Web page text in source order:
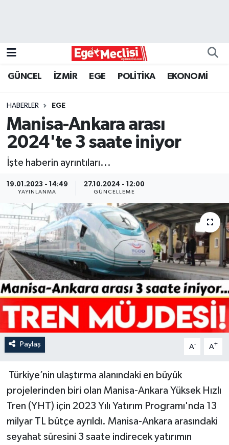
GÜNCEL İZMİR EGE POLİTİKA EKONOMİ
HABERLER EGE
Manisa-Ankara arası
2024'te 3 saate iniyor
İşte haberin ayrıntıları...
19.01.2023 - 14:49
YAYINLANMA
27.10.2024 - 12:00
GÜNCELLEME
Paylaş A- A+
Türkiye’nin ulaştırma alanındaki en büyük
projelerinden biri olan Manisa-Ankara Yüksek Hızlı
Tren (YHT) için 2023 Yılı Yatırım Programı'nda 13
milyar TL bütçe ayrıldı. Manisa-Ankara arasındaki
seyahat süresini 3 saate indirecek yatırımın
GÜNCEL
İZMİR
ÖZEL HABER
POLİTİKA
Programlar
SPOR
YAŞAM